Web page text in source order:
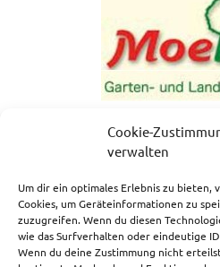
Cookie-
verwalten
Um dir ein optimales Erlebnis zu bieten,
Cookies, um Geräteinformationen zu
zuzugreifen. Wenn du diesen
wie das Surfverhalten oder eindeutige
Wenn du deine Zustimmung nicht
NEWSLETTERANMELDUNG